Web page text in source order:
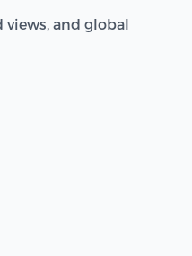
views, and global